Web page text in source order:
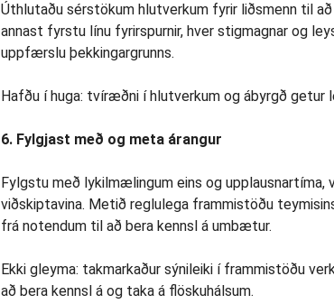
Úthlutaðu sérstökum hlutverkum fyrir liðsmenn til
annast fyrstu línu fyrirspurnir, hver stigmagnar og
uppfærslu þekkingargrunns.
Hafðu í huga: tvíræðni í hlutverkum og ábyrgð
6. Fylgjast með og meta árangur
Fylgstu með lykilmælingum eins og upplausnartíma,
viðskiptavina. Metið reglulega frammistöðu
frá notendum til að bera kennsl á umbætur.
Ekki gleyma: takmarkaður sýnileiki í frammistöðu
að bera kennsl á og taka á flöskuhálsum.